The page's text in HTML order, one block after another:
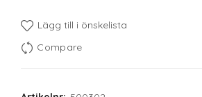
Lägg till i önskelista
Compare